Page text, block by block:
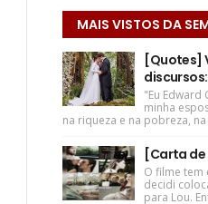
MAIS VISTOS DA
[Quotes]
"Eu Edward
minha
na riqueza e na pobreza,
[Carta
O filme tem
decidi
para Lou.